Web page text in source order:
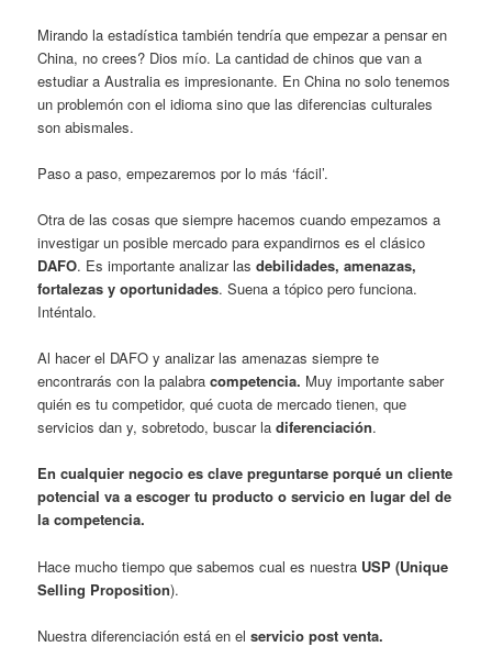
Mirando la estadística también tendría que empezar a pensar en
China, no crees? Dios mío. La cantidad de chinos que van a
estudiar a Australia es impresionante. En China no solo tenemos
un problemón con el idioma sino que las diferencias culturales
son abismales.
Paso a paso, empezaremos por lo más ‘fácil’.
Otra de las cosas que siempre hacemos cuando empezamos a
investigar un posible mercado para expandirnos es el clásico
DAFO. Es importante analizar lasdebilidades, amenazas,
fortalezas y oportunidades. Suena a tópico pero funciona.
Inténtalo.
Al hacer el DAFO y analizar las amenazas siempre te
encontrarás con la palabracompetencia. Muy importante saber
quién es tu competidor, qué cuota de mercado tienen, que
servicios dan y, sobretodo, buscar ladiferenciación.
En cualquier negocio es clave preguntarse porqué un cliente
potencial va a escoger tu producto o servicio en lugar del de
la competencia.
Hace mucho tiempo que sabemos cual es nuestra USP (Unique
Selling Proposition).
Nuestra diferenciación está en elservicio post venta.